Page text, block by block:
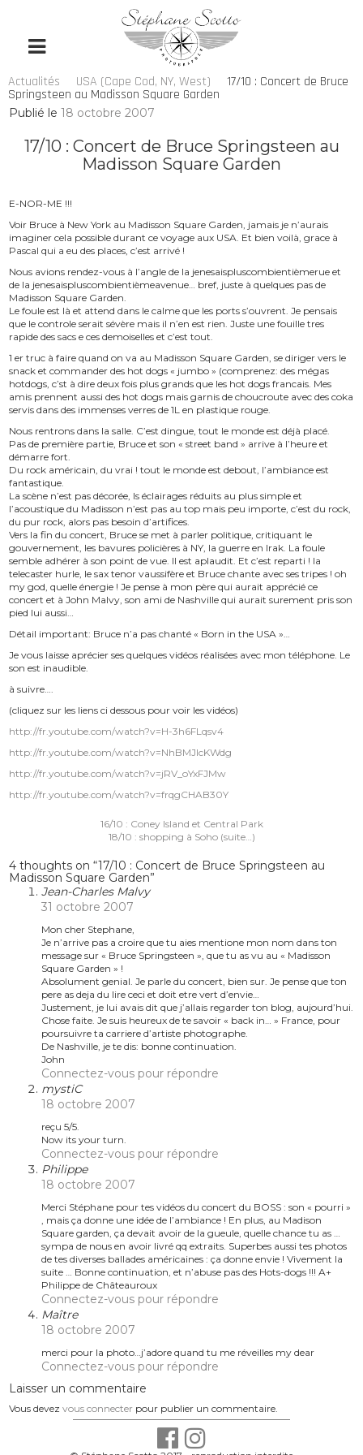
Actualités USA (Cape Cod, NY, West) 17/10 : Concert de Bruce
Springsteen au Madisson Square Garden
Publié le18 octobre 2007
17/10 : Concert de Bruce Springsteen au
Madisson Square Garden
E-NOR-ME !!!
Voir Bruce à New York au Madisson Square Garden, jamais je n’aurais
imaginer cela possible durant ce voyage aux USA. Et bien voilà, grace à
Pascal qui a eu des places, c’est arrivé !
Nous avions rendez-vous à l’angle de la jenesaispluscombientièmerue et
de la jenesaispluscombientièmeavenue… bref, juste à quelques pas de
Madisson Square Garden.
Le foule est là et attend dans le calme que les ports s’ouvrent. Je pensais
que le controle serait sévère mais il n’en est rien. Juste une fouille tres
rapide des sacs e ces demoiselles et c’est tout.
1 er truc à faire quand on va au Madisson Square Garden, se diriger vers le
snack et commander des hot dogs « jumbo » (comprenez: des mégas
hotdogs, c’st à dire deux fois plus grands que les hot dogs francais. Mes
amis prennent aussi des hot dogs mais garnis de choucroute avec des coka
servis dans des immenses verres de 1L en plastique rouge.
Nous rentrons dans la salle. C’est dingue, tout le monde est déjà placé.
Pas de première partie, Bruce et son « street band » arrive à l’heure et
démarre fort.
Du rock américain, du vrai ! tout le monde est debout, l’ambiance est
fantastique.
La scène n’est pas décorée, ls éclairages réduits au plus simple et
l’acoustique du Madisson n’est pas au top mais peu importe, c’est du rock,
du pur rock, alors pas besoin d’artifices.
Vers la fin du concert, Bruce se met à parler politique, critiquant le
gouvernement, les bavures policières à NY, la guerre en Irak. La foule
semble adhérer à son point de vue. Il est aplaudit. Et c’est reparti ! la
telecaster hurle, le sax tenor vaussifère et Bruce chante avec ses tripes ! oh
my god, quelle énergie ! Je pense à mon père qui aurait apprécié ce
concert et à John Malvy, son ami de Nashville qui aurait surement pris son
pied lui aussi…
Détail important: Bruce n’a pas chanté « Born in the USA »…
Je vous laisse aprécier ses quelques vidéos réalisées avec mon téléphone. Le
son est inaudible.
à suivre….
(cliquez sur les liens ci dessous pour voir les vidéos)
http://fr.youtube.com/watch?v=H-3h6FLqsv4
http://fr.youtube.com/watch?v=NhBMJIcKWdg
http://fr.youtube.com/watch?v=jRV_oYxFJMw
http://fr.youtube.com/watch?v=frqgCHAB30Y
Navigation
de
l’article
16/10 : Coney Island et Central Park
18/10 : shopping à Soho (suite…)
4 thoughts on “17/10 : Concert de Bruce Springsteen au
Madisson Square Garden”
Jean-Charles Malvy
31 octobre 2007
Mon cher Stephane,
Je n’arrive pas a croire que tu aies mentione mon nom dans ton
message sur « Bruce Springsteen », que tu as vu au « Madisson
Square Garden » !
Absolument genial. Je parle du concert, bien sur. Je pense que ton
pere as deja du lire ceci et doit etre vert d’envie…
Justement, je lui avais dit que j’allais regarder ton blog, aujourd’hui.
Chose faite. Je suis heureux de te savoir « back in… » France, pour
poursuivre ta carriere d’artiste photographe.
De Nashville, je te dis: bonne continuation.
John
Connectez-vous pour répondre
mystiC
18 octobre 2007
reçu 5/5.
Now its your turn.
Connectez-vous pour répondre
Philippe
18 octobre 2007
Merci Stéphane pour tes vidéos du concert du BOSS : son « pourri »
, mais ça donne une idée de l’ambiance ! En plus, au Madison
Square garden, ça devait avoir de la gueule, quelle chance tu as …
sympa de nous en avoir livré qq extraits. Superbes aussi tes photos
de tes diverses ballades américaines : ça donne envie ! Vivement la
suite … Bonne continuation, et n’abuse pas des Hots-dogs !!! A+
Philippe de Châteauroux
Connectez-vous pour répondre
Maître
18 octobre 2007
merci pour la photo…j’adore quand tu me réveilles my dear
Connectez-vous pour répondre
Laisser un commentaire
Vous devezvous connecter pour publier un commentaire.